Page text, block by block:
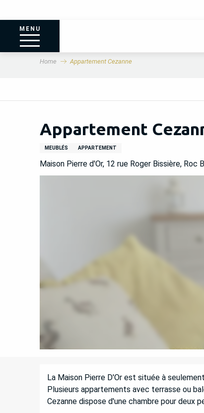
MENU
Home Appartement Cezanne
Appartement
MEUBLÉS APPARTEMENT
Maison Pierre d'Or, 12 rue Roger Bissière, Roc
DESCRIPTION
La Maison Pierre D'Or est située à
Plusieurs appartements avec terrasse ou
Cezanne dispose d'une chambre pour deux